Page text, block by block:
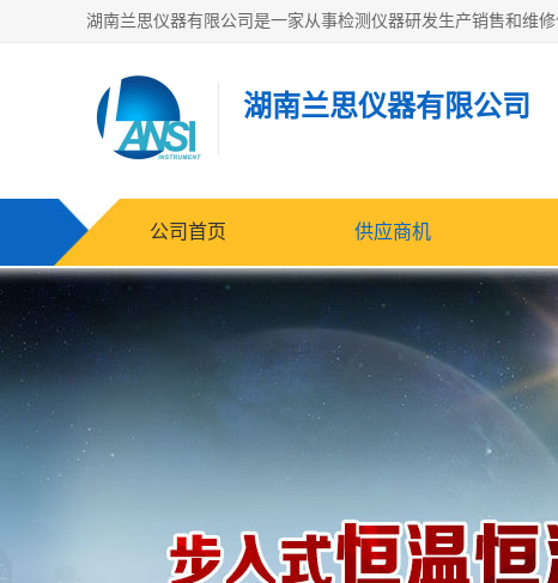
湖南兰思仪器有限公司
公司首页 供应商机